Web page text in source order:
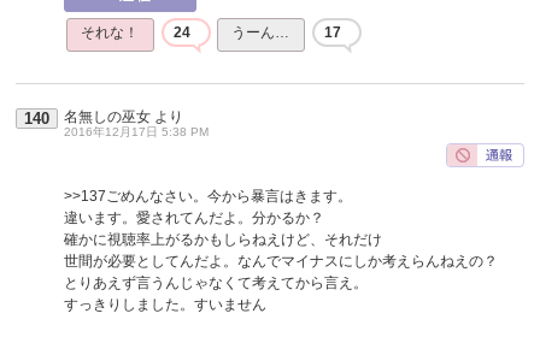
それな！ 24 うーん… 17
140 名無しの巫女 より
2016年12月17日 5:38 PM
>>137ごめんなさい。今から暴言はきます。
違います。愛されてんだよ。分かるか？
確かに視聴率上がるかもしらねえけど、それだけ
世間が必要としてんだよ。なんでマイナスにしか考えらんねえの？
とりあえず言うんじゃなくて考えてから言え。
すっきりしました。すいません